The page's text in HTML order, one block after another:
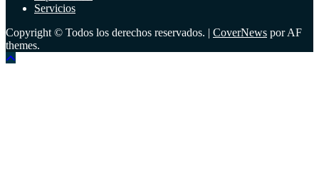
Servicios
Copyright © Todos los derechos reservados. | CoverNews por AF
themes.